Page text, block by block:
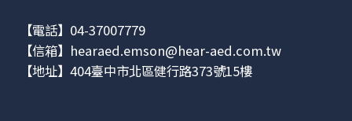
【電話】04-37007779
【信箱】 hearaed.emson@hear-aed.com.tw
【地址】 404臺中市北區健行路373號15樓